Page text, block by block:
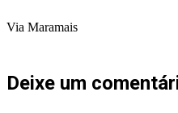
Via Maramais
Deixe um